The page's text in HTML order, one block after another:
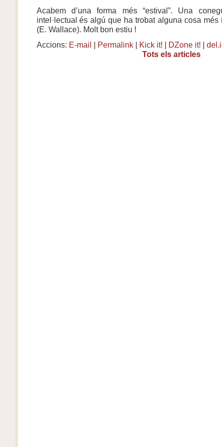
Acabem d’una forma més “estival”. Una
intel·lectual és algú que ha trobat alguna cosa més
(E. Wallace). Molt bon estiu !
Accions: E-mail | Permalink| Kick it! | DZone it! |
Tots els articles